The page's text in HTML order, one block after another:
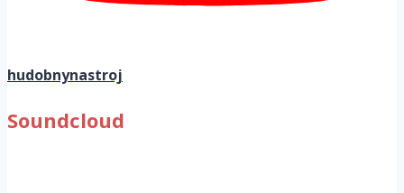
hudobnynastroj
Soundcloud